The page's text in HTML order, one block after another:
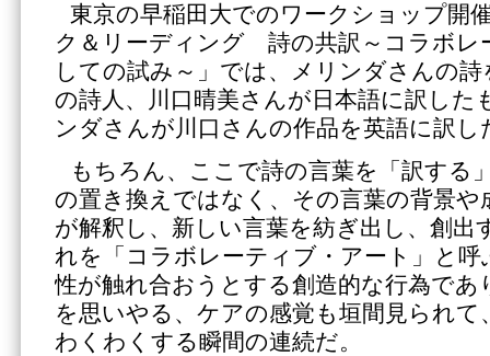
東京の早稲田大でのワークショップ開
ク＆リーディング 詩の共訳～コラボレ
しての試み～」では、メリンダさんの詩
の詩人、川口晴美さんが日本語に訳した
ンダさんが川口さんの作品を英語に訳
もちろん、ここで詩の言葉を「訳する
の置き換えではなく、その言葉の背景や
が解釈し、新しい言葉を紡ぎ出し、創出
れを「コラボレーティブ・アート」と
性が触れ合おうとする創造的な行為であ
を思いやる、ケアの感覚も垣間見られ
わくわくする瞬間の連続だ。